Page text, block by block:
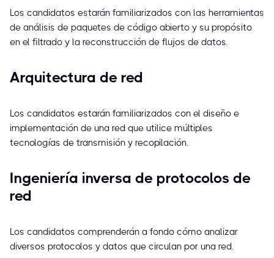
Los candidatos estarán familiarizados con las herramientas
de análisis de paquetes de código abierto y su propósito
en el filtrado y la reconstrucción de flujos de datos.
Arquitectura de red
Los candidatos estarán familiarizados con el diseño e
implementación de una red que utilice múltiples
tecnologías de transmisión y recopilación.
Ingeniería inversa de protocolos de
red
Los candidatos comprenderán a fondo cómo analizar
diversos protocolos y datos que circulan por una red.